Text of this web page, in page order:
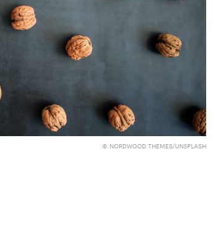
© NORDWOOD THEMES/UNSPLASH